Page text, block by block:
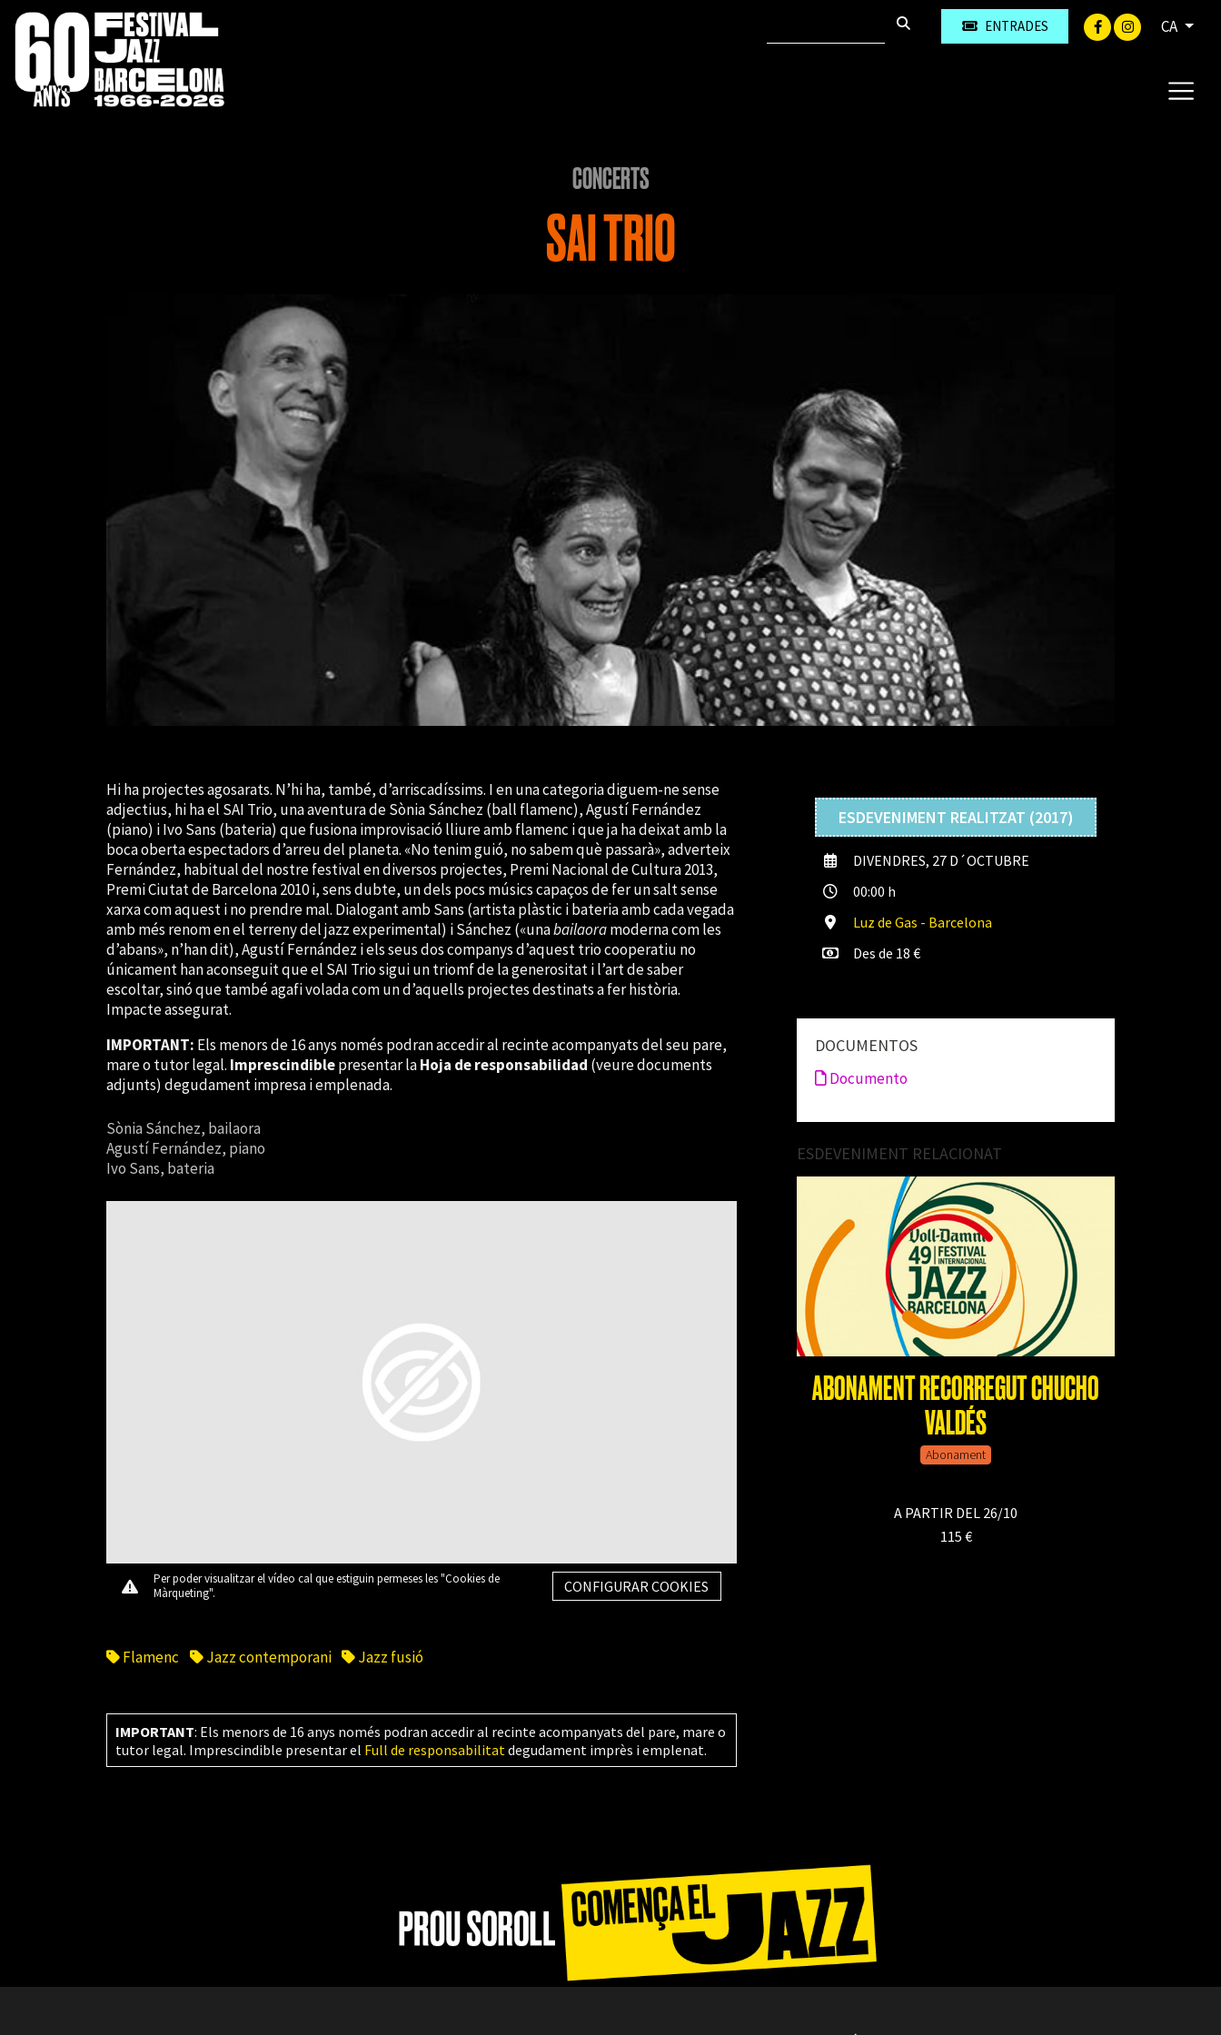
ENTRADES CA
CONCERTS
SAI TRIO
ESDEVENIMENT REALITZAT (2017)
DIVENDRES, 27 D´OCTUBRE
00:00 h
Luz de Gas - Barcelona
Des de 18 €
DOCUMENTOS
Documento
ESDEVENIMENT RELACIONAT
ABONAMENT RECORREGUT CHUCHO
VALDÉS
Abonament
A PARTIR DEL 26/10
115 €
Hi ha projectes agosarats. N’hi ha, també, d’arriscadíssims. I en una categoria diguem-ne sense
adjectius, hi ha el SAI Trio, una aventura de Sònia Sánchez (ball flamenc), Agustí Fernández
(piano) i Ivo Sans (bateria) que fusiona improvisació lliure amb flamenc i que ja ha deixat amb la
boca oberta espectadors d’arreu del planeta. «No tenim guió, no sabem què passarà», adverteix
Fernández, habitual del nostre festival en diversos projectes, Premi Nacional de Cultura 2013,
Premi Ciutat de Barcelona 2010 i, sens dubte, un dels pocs músics capaços de fer un salt sense
xarxa com aquest i no prendre mal. Dialogant amb Sans (artista plàstic i bateria amb cada vegada
amb més renom en el terreny del jazz experimental) i Sánchez («unabailaoramoderna com les
d’abans», n’han dit), Agustí Fernández i els seus dos companys d’aquest trio cooperatiu no
únicament han aconseguit que el SAI Trio sigui un triomf de la generositat i l’art de saber
escoltar, sinó que també agafi volada com un d’aquells projectes destinats a fer història.
Impacte assegurat.
IMPORTANT: Els menors de 16 anys només podran accedir al recinte acompanyats del seu pare,
mare o tutor legal. Imprescindiblepresentar laHoja de responsabilidad (veure documents
adjunts) degudament impresa i emplenada.
Sònia Sánchez, bailaora
Agustí Fernández, piano
Ivo Sans, bateria
Per poder visualitzar el vídeo cal que estiguin permeses les "Cookies de
Màrqueting".
CONFIGURAR COOKIES
Flamenc Jazz contemporani Jazz fusió
IMPORTANT: Els menors de 16 anys només podran accedir al recinte acompanyats del pare, mare o
tutor legal. Imprescindible presentar el Full de responsabilitat degudament imprès i emplenat.